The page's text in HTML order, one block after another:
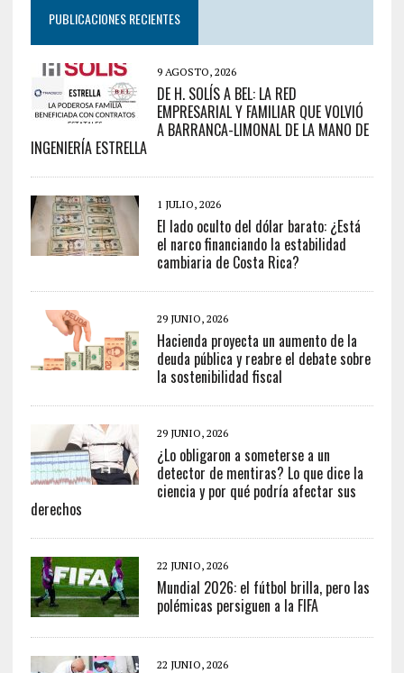
PUBLICACIONES RECIENTES
9 AGOSTO, 2026
DE H. SOLÍS A BEL: LA RED
EMPRESARIAL Y FAMILIAR QUE VOLVIÓ
A BARRANCA-LIMONAL DE LA MANO DE
INGENIERÍA ESTRELLA
1 JULIO, 2026
El lado oculto del dólar barato: ¿Está
el narco financiando la estabilidad
cambiaria de Costa Rica?
29 JUNIO, 2026
Hacienda proyecta un aumento de la
deuda pública y reabre el debate sobre
la sostenibilidad fiscal
29 JUNIO, 2026
¿Lo obligaron a someterse a un
detector de mentiras? Lo que dice la
ciencia y por qué podría afectar sus
derechos
22 JUNIO, 2026
Mundial 2026: el fútbol brilla, pero las
polémicas persiguen a la FIFA
22 JUNIO, 2026